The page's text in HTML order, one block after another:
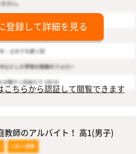
登録して詳細を見る
こちらから認証して閲覧できます
教師のアルバイト！ 高1(男子)